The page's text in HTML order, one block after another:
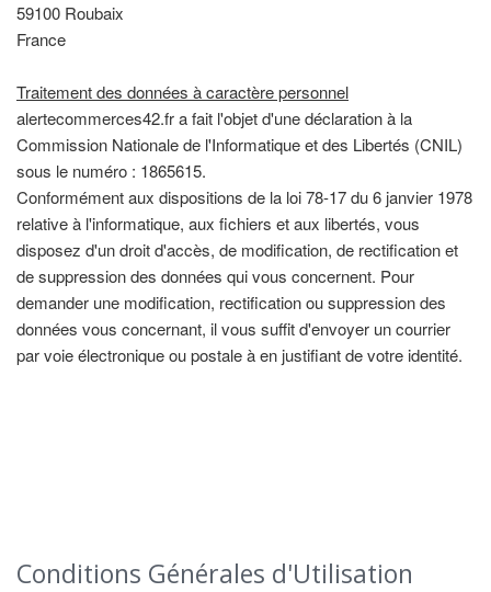
59100 Roubaix
France
Traitement des données à caractère personnel
alertecommerces42.fr a fait l'objet d'une déclaration à la
Commission Nationale de l'Informatique et des Libertés (CNIL)
sous le numéro : 1865615.
Conformément aux dispositions de la loi 78-17 du 6 janvier 1978
relative à l'informatique, aux fichiers et aux libertés, vous
disposez d'un droit d'accès, de modification, de rectification et
de suppression des données qui vous concernent. Pour
demander une modification, rectification ou suppression des
données vous concernant, il vous suffit d'envoyer un courrier
par voie électronique ou postale à en justifiant de votre identité.
Conditions Générales d'Utilisation